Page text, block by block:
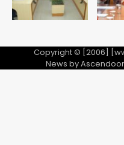
Copyright © [2006]
News byAscendoor